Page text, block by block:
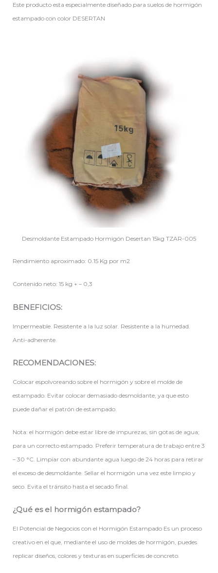
Este producto esta especialmente diseñado para suelos de hormigón
estampado con color DESERTAN
Desmoldante Estampado Hormigón Desertan 15kg TZAR-005
Rendimiento aproximado: 0.15 Kg por m2
Contenido neto: 15 kg + – 0,3
BENEFICIOS:
Impermeable. Resistente a la luz solar. Resistente a la humedad.
Anti-adherente.
RECOMENDACIONES:
Colocar espolvoreando sobre el hormigón y sobre el molde de
estampado. Evitar colocar demasiado desmoldante, ya que esto
puede dañar el patrón de estampado.
Nota: el hormigón debe estar libre de impurezas, sin gotas de agua;
para un correcto estampado. Preferir temperatura de trabajo entre 3
– 30 °C. Limpiar con abundante agua luego de 24 horas para retirar
el exceso de desmoldante. Sellar el hormigón una vez este limpio y
seco. Evita el tránsito hasta el secado final.
¿Qué es el hormigón estampado?
El Potencial de Negocios con el Hormigón Estampado Es un proceso
creativo en el que, mediante el uso de moldes de hormigón, puedes
replicar diseños, colores y texturas en superficies de concreto.